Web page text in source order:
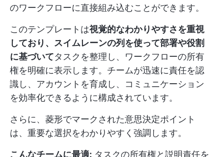
のワークフローに直接組み込むことができます。
このテンプレートは視覚的なわかりやすさを重視
しており、スイムレーンの列を使って部署や役割
に基づいてタスクを整理し、ワークフローの所有
権を明確に表示します。チームが迅速に責任を認
識し、アカウントを育成し、コミュニケーション
を効率化できるように構成されています。
さらに、菱形でマークされた意思決定ポイント
は、重要な選択をわかりやすく強調します。
こんなチームに最適: タスクの所有権と説明責任を